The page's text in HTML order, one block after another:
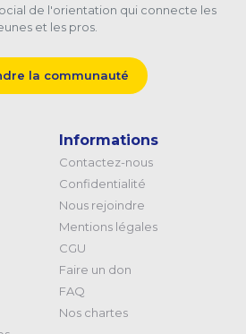
de l'orientation qui connecte les
et les pros.
la communauté
Informations
Contactez-nous
Confidentialité
Nous rejoindre
Mentions légales
CGU
Faire un don
FAQ
Nos chartes